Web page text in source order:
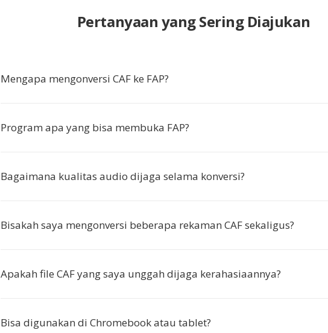
Pertanyaan yang Sering Diajukan
Mengapa mengonversi CAF ke FAP?
Program apa yang bisa membuka FAP?
Bagaimana kualitas audio dijaga selama konversi?
Bisakah saya mengonversi beberapa rekaman CAF sekaligus?
Apakah file CAF yang saya unggah dijaga kerahasiaannya?
Bisa digunakan di Chromebook atau tablet?